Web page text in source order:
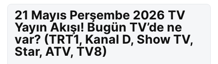
21 Mayıs Perşembe 2026 TV
Yayın Akışı! Bugün TV’de ne
var? (TRT1, Kanal D, Show TV,
Star, ATV, TV8)